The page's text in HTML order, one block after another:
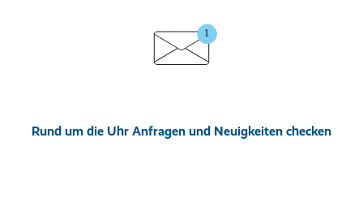
Rund um die Uhr Anfragen und Neuigkeiten checken